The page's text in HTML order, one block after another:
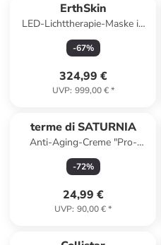
ErthSkin
LED-Lichttherapie-Maske in
Weiß/ Gold
-67%
324,99 €
UVP: 999,00 €*
terme di SATURNIA
Anti-Aging-Creme "Pro-
Youth", 50 ml
-72%
24,99 €
UVP: 90,00 €*